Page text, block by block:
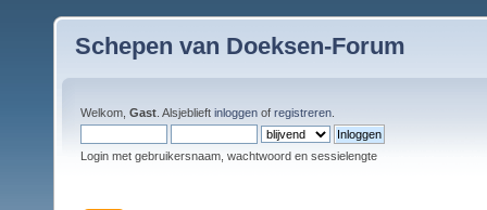
Schepen van Doeksen-Forum
Welkom, Gast . Alsjeblieft inloggen of registreren
Login met gebruikersnaam, wachtwoord en sessielengte